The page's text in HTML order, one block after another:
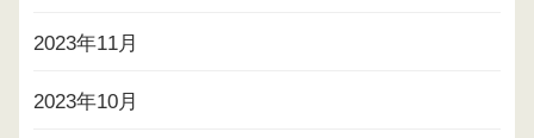
2023年11月
2023年10月